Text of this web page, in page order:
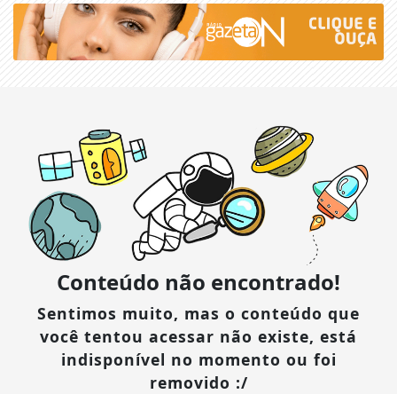
Conteúdo não encontrado!
Sentimos muito, mas o conteúdo que
você tentou acessar não existe, está
indisponível no momento ou foi
removido :/